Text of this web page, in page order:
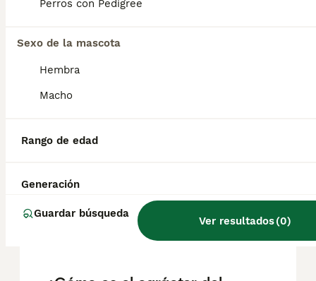
Perros con Pedigree
Sexo de la mascota
Hembra
Macho
Rango de edad
Generación
Guardar búsqueda
Ver resultados(0)
ideal para una familia activa que esté
¿Cómo saber si mi perro es
¿Cómo es el Pastor Holandés
¿Cuánto cuesta un cachorro
de Pastor Holandés?